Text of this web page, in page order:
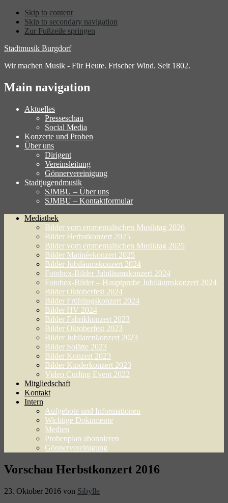
Skip to content
Skip to secondary navigation
Zur Fußzeile springen
Stadtmusik Burgdorf
Wir machen Musik - Für Heute. Frischer Wind. Seit 1802.
Main navigation
Aktuelles
Presseschau
Social Media
Konzerte und Proben
Über uns
Dirigent
Vereinsleitung
Gönnervereinigung
Stadtjugendmusik
SJMBU – Über uns
SJMBU – Kontaktformular
Mediathek
Bilder vom emmentalischen Musiktag 2026
Bilder Herbstkonzert 2025
Bilder vom emmentalischen Musiktag 2025
Bilder Matinéekonzert 2025
Bilder Jubiläumskonzert 2024
Fotobox-Bilder Jubiläumskonzert 2024
Fotobox-Bilder – Hauptprobe Jubiläumskonzert 2024
Bilder Oktoberfest 2024
Bilder Frühlingskonzert 2024
Bilder HV 2024
Bilder Fabrikkonzert 2023
Bilder Oktoberfest 2023
Bilder Jubilarenkonzert 2023
Bilder Solätte 2023
Bilder Konzert 2023
Bilder Kinderkonzert 2023
Video Curling Event 2022
Mitgliedschaft
Kontakt
Intern
Aufgebote und Informationen
Wichtige Dokumente
Medien
Probenplan abonnieren
Gönnervereinigung
Vorschau Herbstkonzert 2016
23. Oktober 2016 von Sibylle